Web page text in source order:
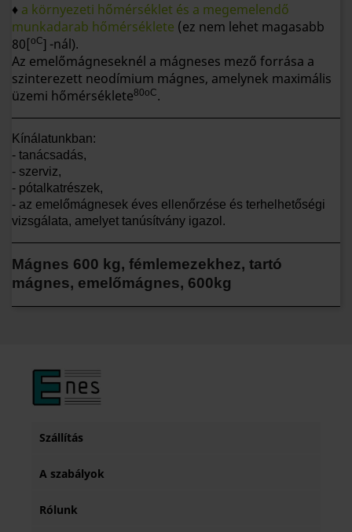
♦ a környezeti hőmérséklet és a megemelendő
munkadarab hőmérséklete (ez nem lehet magasabb
80[oC -nál).
Az emelőmágneseknél a mágneses mező forrása a
szinterezett neodímium mágnes, amelynek maximális
üzemi hőmérséklete80oC.
Kínálatunkban:
- tanácsadás,
- szerviz,
- pótalkatrészek,
- az emelőmágnesek éves ellenőrzése és terhelhetőségi
vizsgálata, amelyet tanúsítvány igazol.
Mágnes 600 kg, fémlemezekhez, tartó
mágnes, emelőmágnes, 600kg
Szállítás
A szabályok
Rólunk